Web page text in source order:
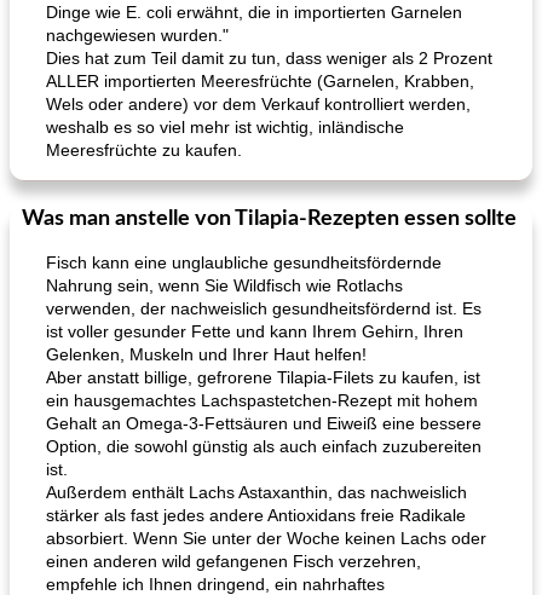
Dinge wie E. coli erwähnt, die in importierten Garnelen
nachgewiesen wurden."
Dies hat zum Teil damit zu tun, dass weniger als 2 Prozent
ALLER importierten Meeresfrüchte (Garnelen, Krabben,
Wels oder andere) vor dem Verkauf kontrolliert werden,
weshalb es so viel mehr ist wichtig, inländische
Meeresfrüchte zu kaufen.
Was man anstelle von Tilapia-Rezepten essen sollte
Fisch kann eine unglaubliche gesundheitsfördernde
Nahrung sein, wenn Sie Wildfisch wie Rotlachs
verwenden, der nachweislich gesundheitsfördernd ist. Es
ist voller gesunder Fette und kann Ihrem Gehirn, Ihren
Gelenken, Muskeln und Ihrer Haut helfen!
Aber anstatt billige, gefrorene Tilapia-Filets zu kaufen, ist
ein hausgemachtes Lachspastetchen-Rezept mit hohem
Gehalt an Omega-3-Fettsäuren und Eiweiß eine bessere
Option, die sowohl günstig als auch einfach zuzubereiten
ist.
Außerdem enthält Lachs Astaxanthin, das nachweislich
stärker als fast jedes andere Antioxidans freie Radikale
absorbiert. Wenn Sie unter der Woche keinen Lachs oder
einen anderen wild gefangenen Fisch verzehren,
empfehle ich Ihnen dringend, ein nahrhaftes